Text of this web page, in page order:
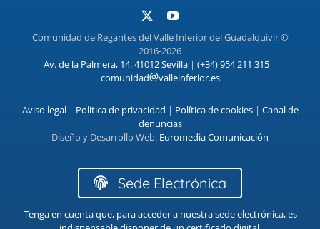
Comunidad de Regantes del Valle Inferior del Guadalquivir ©
2016-2026
Av. de la Palmera, 14. 41012 Sevilla | (+34) 954 211 315 |
comunidad
valleinferior.es
Aviso legal| Política de privacidad | Política de cookies| Canal de
denuncias
Diseño y Desarrollo Web: Euromedia Comunicación
Sede Electrónica
Tenga en cuenta que, para acceder a nuestra sede electrónica, es